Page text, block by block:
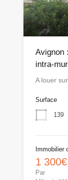
Avignon
intra-
A louer
Surface
139
Immobilier
1
Par